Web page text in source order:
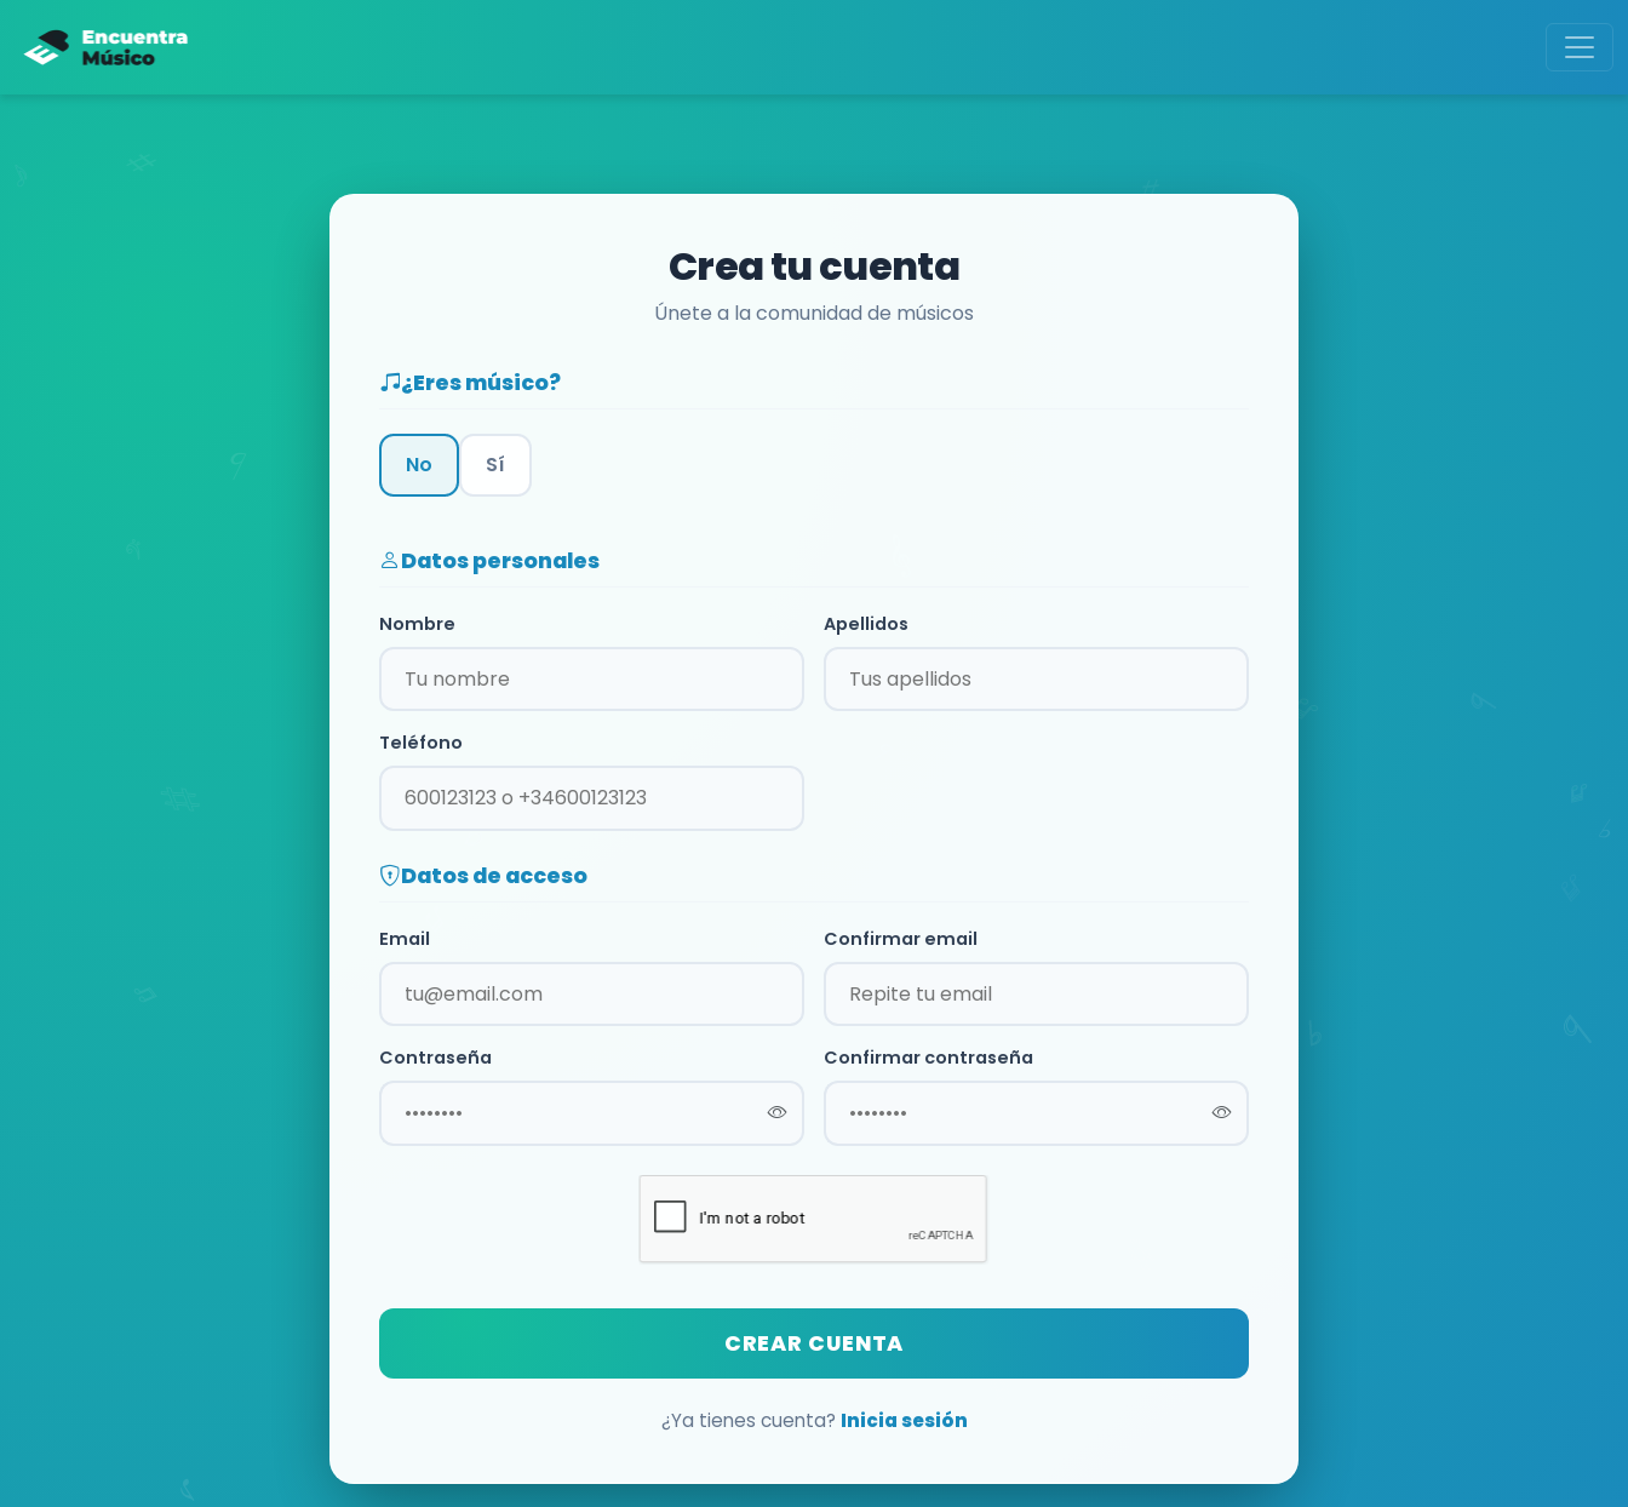
Crea tu cuenta
Únete a la comunidad de músicos
¿Eres músico?
No Sí
Datos personales
Nombre Apellidos
Teléfono
Datos de acceso
Email Confirmar email
Contraseña Confirmar contraseña
CREAR CUENTA
¿Ya tienes cuenta? Inicia sesión